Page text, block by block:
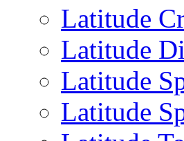
Latitude
Latitude
Latitude
Latitude